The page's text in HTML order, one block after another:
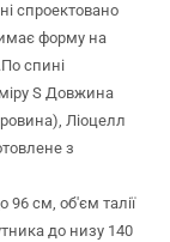
спроектовано
форму на
спині
S Довжина
Ліоцелл
з
96 см, об'єм талії
до низу 140